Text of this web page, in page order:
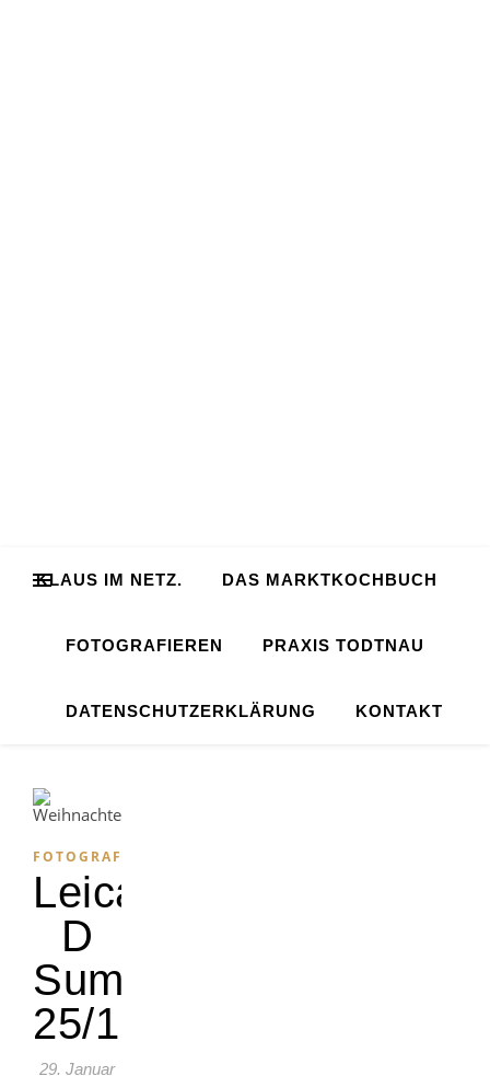
KLAUS IM NETZ. DAS MARKTKOCHBUCH
FOTOGRAFIEREN PRAXIS TODTNAU
DATENSCHUTZERKLÄRUNG KONTAKT
FOTOGRAFIE
Leica
D
Summilux
25/1,4
29. Januar